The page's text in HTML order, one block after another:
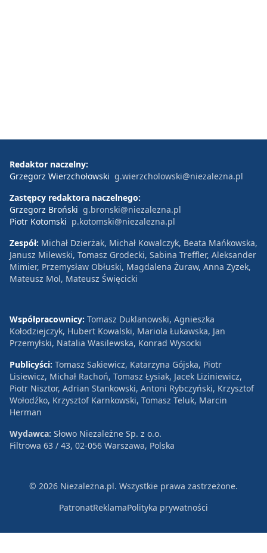
Redaktor naczelny:
Grzegorz Wierzchołowski g.wierzcholowski@niezalezna.pl
Zastępcy redaktora naczelnego:
Grzegorz Broński g.bronski@niezalezna.pl
Piotr Kotomski p.kotomski@niezalezna.pl
Zespół: Michał Dzierżak, Michał Kowalczyk, Beata Mańkowska,
Janusz Milewski, Tomasz Grodecki, Sabina Treffler, Aleksander
Mimier, Przemysław Obłuski, Magdalena Żuraw, Anna Zyzek,
Mateusz Mol, Mateusz Święcicki
Współpracownicy: Tomasz Duklanowski, Agnieszka
Kołodziejczyk, Hubert Kowalski, Mariola Łukawska, Jan
Przemyłski, Natalia Wasilewska, Konrad Wysocki
Publicyści: Tomasz Sakiewicz, Katarzyna Gójska, Piotr
Lisiewicz, Michał Rachoń, Tomasz Łysiak, Jacek Liziniewicz,
Piotr Nisztor, Adrian Stankowski, Antoni Rybczyński, Krzysztof
Wołodźko, Krzysztof Karnkowski, Tomasz Teluk, Marcin
Herman
Wydawca: Słowo Niezależne Sp. z o.o.
Filtrowa 63 / 43, 02-056 Warszawa, Polska
© 2026 Niezależna.pl. Wszystkie prawa zastrzeżone.
PatronatReklamaPolityka prywatności